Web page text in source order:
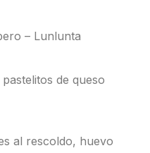
– Lunlunta
de queso
al rescoldo, huevo